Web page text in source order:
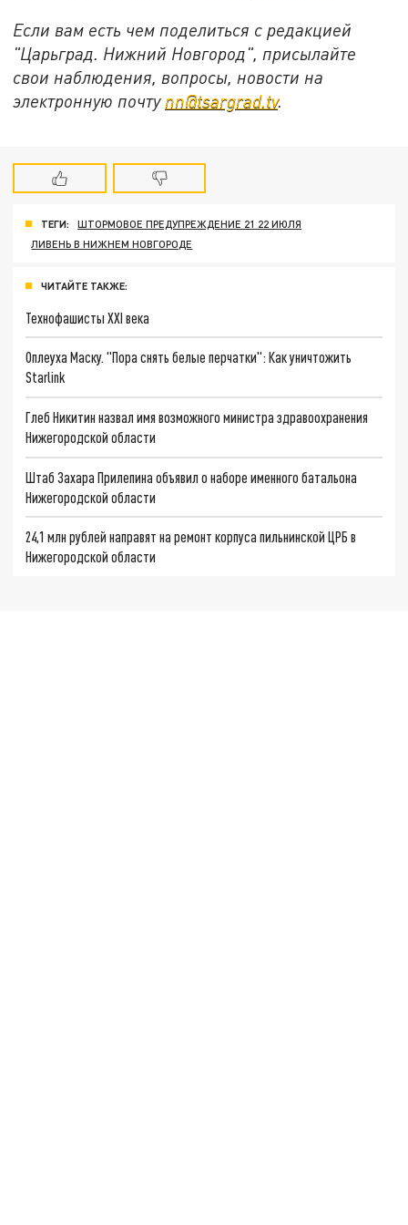
Если вам есть чем поделиться с редакцией
"Царьград. Нижний Новгород", присылайте
свои наблюдения, вопросы, новости на
электронную почту nn@tsargrad.tv.
ТЕГИ:
ШТОРМОВОЕ ПРЕДУПРЕЖДЕНИЕ 21 22 ИЮЛЯ
ЛИВЕНЬ В НИЖНЕМ НОВГОРОДЕ
ЧИТАЙТЕ ТАКЖЕ:
Технофашисты XXI века
Оплеуха Маску. "Пора снять белые перчатки": Как уничтожить
Starlink
Глеб Никитин назвал имя возможного министра здравоохранения
Нижегородской области
Штаб Захара Прилепина объявил о наборе именного батальона
Нижегородской области
24,1 млн рублей направят на ремонт корпуса пильнинской ЦРБ в
Нижегородской области